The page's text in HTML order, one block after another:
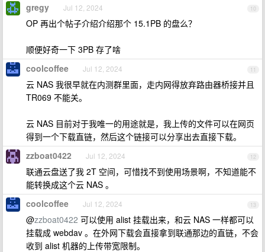
10
gregy Jul 12, 2024
OP 再出个帖子介绍介绍那个 15.1PB 的盘么？
顺便好奇一下 3PB 存了啥
11
coolcoffee Jul 12, 2024
云 NAS 我很早就在内测群里面，走内网得放弃路由器桥接并且
TR069 不能关。
云 NAS 目前对于我唯一的用途就是，我上传的文件可以在网页
得到一个下载直链，然后这个链接可以分享出去直接下载。
12
zzboat0422 Jul 12, 2024
联通云盘送了我 2T 空间，可惜找不到使用场景啊，不知道能不
能转换成这个云 NAS 。
13
coolcoffee Jul 12, 2024
@zzboat0422 可以使用 alist 挂载出来，和云 NAS 一样都可以
挂载成 webdav 。在外网下载会直接拿到联通那边的直链，不会
收到 alist 机器的上传带宽限制。